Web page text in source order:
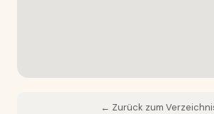
← Zurück zum